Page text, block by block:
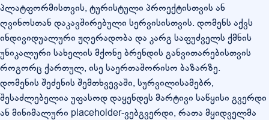
პლატფორმისთვის, ტურისტული პროექტისთვის ან
ღვინოსთან დაკავშირებული სერვისისთვის. დომენს აქვს
ინდივიდუალური ჟღერადობა და კარგ საფუძველს ქმნის
უნიკალური სახელის მქონე ბრენდის განვითარებისთვის
როგორც ქართულ, ისე საერთაშორისო ბაზარზე.
დომენის შეძენის შემთხვევაში, სურვილისამებრ,
შესაძლებელია უფასოდ დაყენდეს მარტივი საწყისი გვერდი
ან მინიმალური placeholder-ვებგვერდი, რათა მყიდველმა